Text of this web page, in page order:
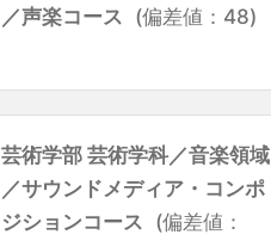
／声楽コース (偏差値：48)
芸術学部 芸術学科／音楽領域
／サウンドメディア・コンポ
ジションコース
(偏差値：